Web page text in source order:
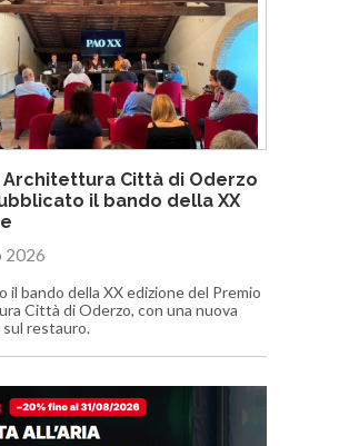
Architettura Città di Oderzo
il bando della XX
2026
il bando della XX edizione del Premio
Città di Oderzo, con una nuova
sul restauro.